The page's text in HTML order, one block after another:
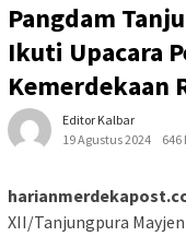
Pangdam
Ikuti Upacara
Kemerdekaan
Editor Kalbar
19 Agustus 2024
XII/Tanjungpura